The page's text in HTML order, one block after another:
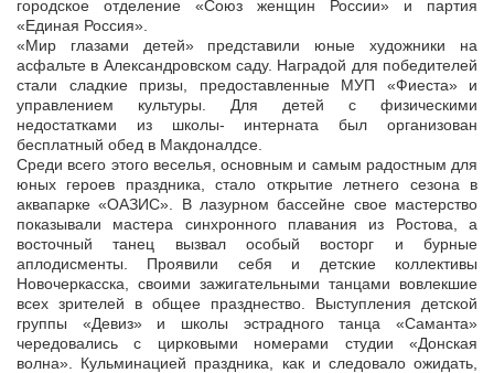
городское отделение «Союз женщин России» и партия
«Единая Россия».
«Мир глазами детей» представили юные художники на
асфальте в Александровском саду. Наградой для победителей
стали сладкие призы, предоставленные МУП «Фиеста» и
управлением культуры. Для детей с физическими
недостатками из школы- интерната был организован
бесплатный обед в Макдоналдсе.
Среди всего этого веселья, основным и самым радостным для
юных героев праздника, стало открытие летнего сезона в
аквапарке «ОАЗИС». В лазурном бассейне свое мастерство
показывали мастера синхронного плавания из Ростова, а
восточный танец вызвал особый восторг и бурные
аплодисменты. Проявили себя и детские коллективы
Новочеркасска, своими зажигательными танцами вовлекшие
всех зрителей в общее празднество. Выступления детской
группы «Девиз» и школы эстрадного танца «Саманта»
чередовались с цирковыми номерами студии «Донская
волна». Кульминацией праздника, как и следовало ожидать,